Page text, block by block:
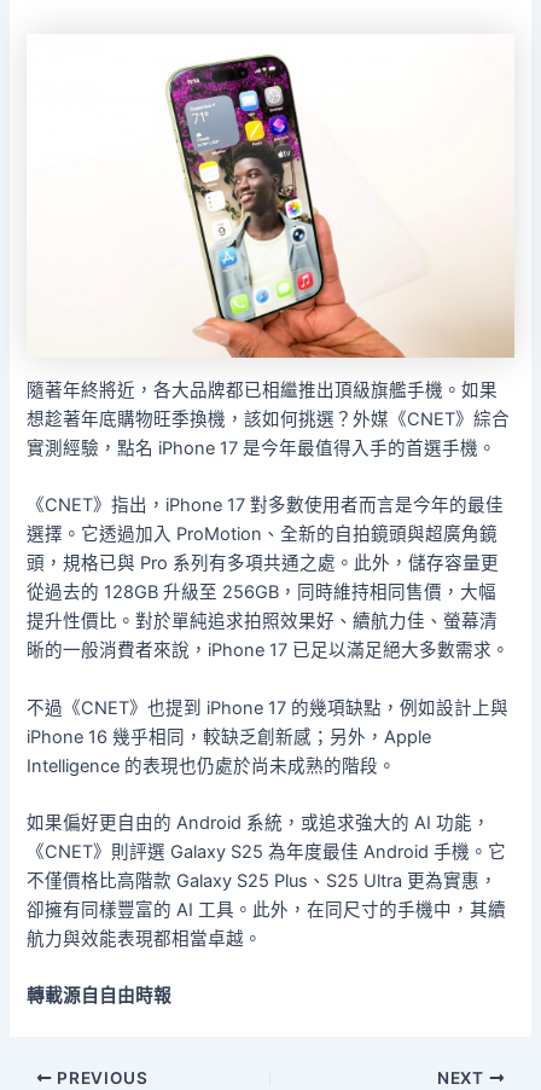
隨著年終將近，各大品牌都已相繼推出頂級旗艦手機。如果
想趁著年底購物旺季換機，該如何挑選？外媒《CNET》綜合
實測經驗，點名 iPhone 17 是今年最值得入手的首選手機。
《CNET》指出，iPhone 17 對多數使用者而言是今年的最佳
選擇。它透過加入 ProMotion、全新的自拍鏡頭與超廣角鏡
頭，規格已與 Pro 系列有多項共通之處。此外，儲存容量更
從過去的 128GB 升級至 256GB，同時維持相同售價，大幅
提升性價比。對於單純追求拍照效果好、續航力佳、螢幕清
晰的一般消費者來說，iPhone 17 已足以滿足絕大多數需求。
不過《CNET》也提到 iPhone 17 的幾項缺點，例如設計上與
iPhone 16 幾乎相同，較缺乏創新感；另外，Apple
Intelligence 的表現也仍處於尚未成熟的階段。
如果偏好更自由的 Android 系統，或追求強大的 AI 功能，
《CNET》則評選 Galaxy S25 為年度最佳 Android 手機。它
不僅價格比高階款 Galaxy S25 Plus、S25 Ultra 更為實惠，
卻擁有同樣豐富的 AI 工具。此外，在同尺寸的手機中，其續
航力與效能表現都相當卓越。
轉載源自自由時報
PREVIOUS NEXT